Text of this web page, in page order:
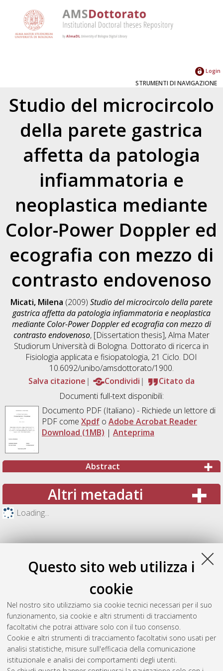
Questo sito web utilizza i
cookie
Nel nostro sito utilizziamo sia cookie tecnici necessari per il suo
funzionamento, sia cookie e altri strumenti di tracciamento
facoltativi che potrai attivare solo con il tuo consenso.
Cookie e altri strumenti di tracciamento facoltativi sono usati per
analisi statistiche, misure sull'efficacia della comunicazione
istituzionale e analisi dei comportamenti degli utenti.
Login
STRUMENTI DI NAVIGAZIONE
Studio del microcircolo
della parete gastrica
affetta da patologia
infiammatoria e
neoplastica mediante
Color-Power Doppler ed
ecografia con mezzo di
contrasto endovenoso
Micati, Milena (2009) Studio del microcircolo della parete
gastrica affetta da patologia infiammatoria e neoplastica
mediante Color-Power Doppler ed ecografia con mezzo di
contrasto endovenoso, [Dissertation thesis], Alma Mater
Studiorum Università di Bologna. Dottorato di ricerca in
Fisiologia applicata e fisiopatologia, 21 Ciclo. DOI
10.6092/unibo/amsdottorato/1900.
Salva citazione
Condividi
Citato da
Documenti full-text disponibili:
Documento PDF(Italiano) - Richiede un lettore di
PDF come Xpdfo Adobe Acrobat Reader
Download (1MB) | Anteprima
Abstract
Altri metadati
Loading...
Gestione del documento: